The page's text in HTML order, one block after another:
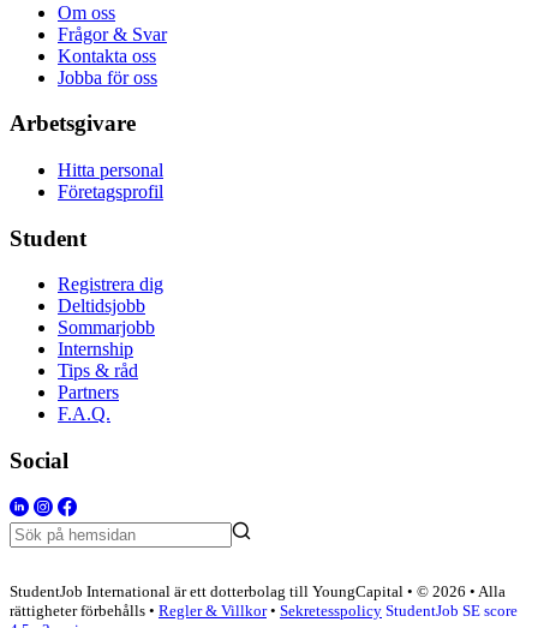
Om oss
Frågor & Svar
Kontakta oss
Jobba för oss
Arbetsgivare
Hitta personal
Företagsprofil
Student
Registrera dig
Deltidsjobb
Sommarjobb
Internship
Tips & råd
Partners
F.A.Q.
Social
StudentJob International är ett dotterbolag till YoungCapital • © 2026 • Alla
rättigheter förbehålls • Regler & Villkor• Sekretesspolicy StudentJob SE score